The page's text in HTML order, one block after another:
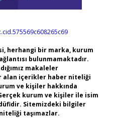
herhangi bir marka, kurum
bulunmamaktadır.
makaleler
alan içerikler haber niteliği
ve kişiler hakkında
kurum ve kişiler ile isim
Sitemizdeki bilgiler
taşımazlar.